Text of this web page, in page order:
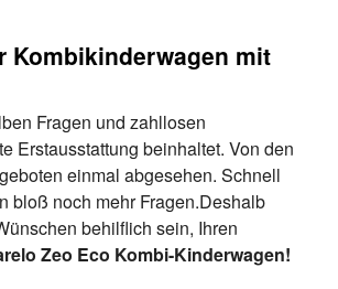
Kombikinderwagen mit
Fragen und zahllosen
Erstausstattung beinhaltet. Von den
einmal abgesehen. Schnell
bloß noch mehr Fragen.Deshalb
behilflich sein, Ihren
Zeo Eco Kombi-Kinderwagen!